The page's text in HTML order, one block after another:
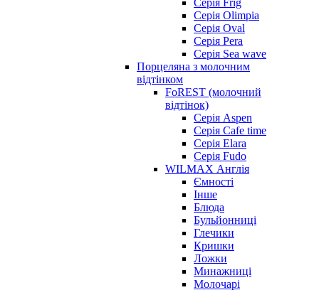
Серія Olimpia
Серія Oval
Серія Pera
Серія Sea wave
Порцеляна з молочним
відтінком
FoREST (молочний
відтінок)
Серія Aspen
Серія Cafe time
Серія Elara
Серія Fudo
WILMAX Англія
Ємності
Інше
Блюда
Бульйонниці
Глечики
Кришки
Ложки
Минажниці
Молочарі